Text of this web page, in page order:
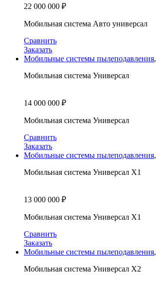
22 000 000 ₽
Мобильная система Авто универсал
Сравнить
Заказать
Мобильные системы пылеподавления,
Мобильная система Универсал
14 000 000 ₽
Мобильная система Универсал
Сравнить
Заказать
Мобильные системы пылеподавления,
Мобильная система Универсал X1
13 000 000 ₽
Мобильная система Универсал X1
Сравнить
Заказать
Мобильные системы пылеподавления,
Мобильная система Универсал X2